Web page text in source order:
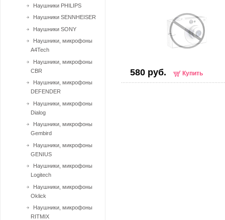
580 руб. Купить
Наушники PHILIPS
Наушники SENNHEISER
Наушники SONY
Наушники, микрофоны
A4Tech
Наушники, микрофоны
CBR
Наушники, микрофоны
DEFENDER
Наушники, микрофоны
Dialog
Наушники, микрофоны
Gembird
Наушники, микрофоны
GENIUS
Наушники, микрофоны
Logitech
Наушники, микрофоны
Oklick
Наушники, микрофоны
RITMIX